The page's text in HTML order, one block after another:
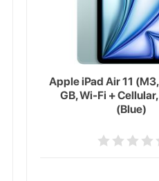
Apple iPad Air 11
GB, Wi-Fi +
(Blue)